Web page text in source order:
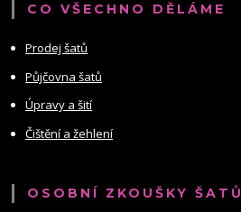
CO VŠECHNO DĚLÁME
Prodej šatů
Půjčovna šatů
Úpravy a šití
Čištění a žehlení
OSOBNÍ ZKOUŠKY ŠATŮ